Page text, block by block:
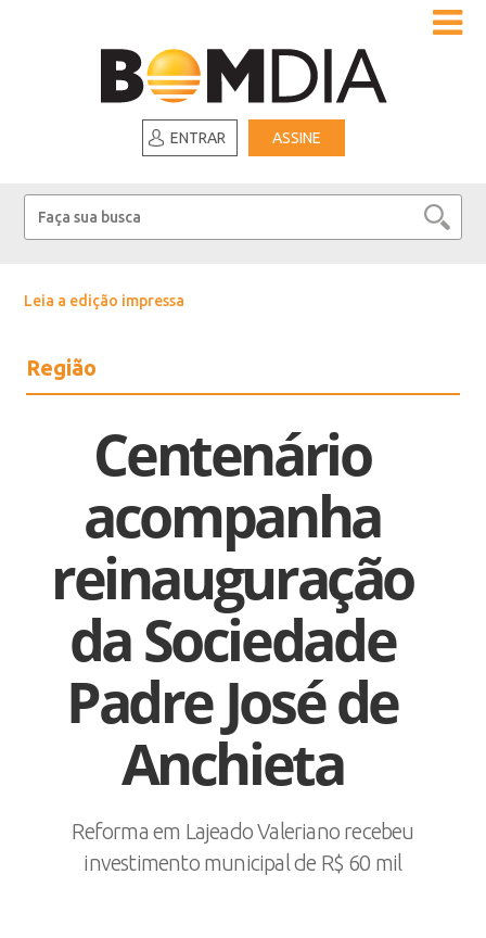
ENTRAR ASSINE
Leia a edição impressa
Região
Centenário
acompanha
reinauguração
da Sociedade
Padre José de
Anchieta
Reforma em Lajeado Valeriano recebeu
investimento municipal de R$ 60 mil